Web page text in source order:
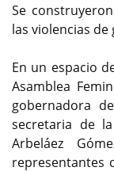
Se
las violencias
En un espacio
Asamblea
gobernadora
secretaria de
Arbeláez
representantes